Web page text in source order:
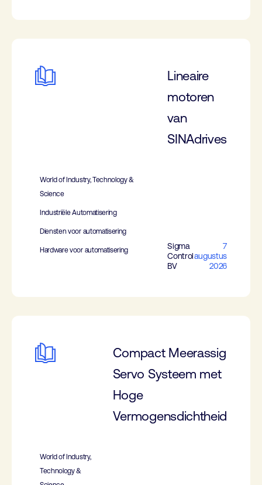
Lineaire
motoren
van
SINAdrives
World of Industry, Technology &
Science
Industriële Automatisering
Diensten voor automatisering
Hardware voor automatisering
Sigma
Control
BV
7
augustus
2026
Compact Meerassig
Servo Systeem met
Hoge
Vermogensdichtheid
World of Industry,
Technology &